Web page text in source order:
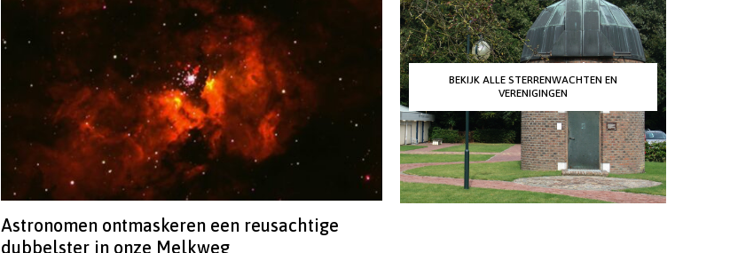
Astronomen ontmaskeren een reusachtige
dubbelster in onze Melkweg
BEKIJK ALLE STERRENWACHTEN EN
VERENIGINGEN